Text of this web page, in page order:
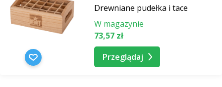
Drewniane pudełka i tace
W magazynie
73,57 zł
Przeglądaj